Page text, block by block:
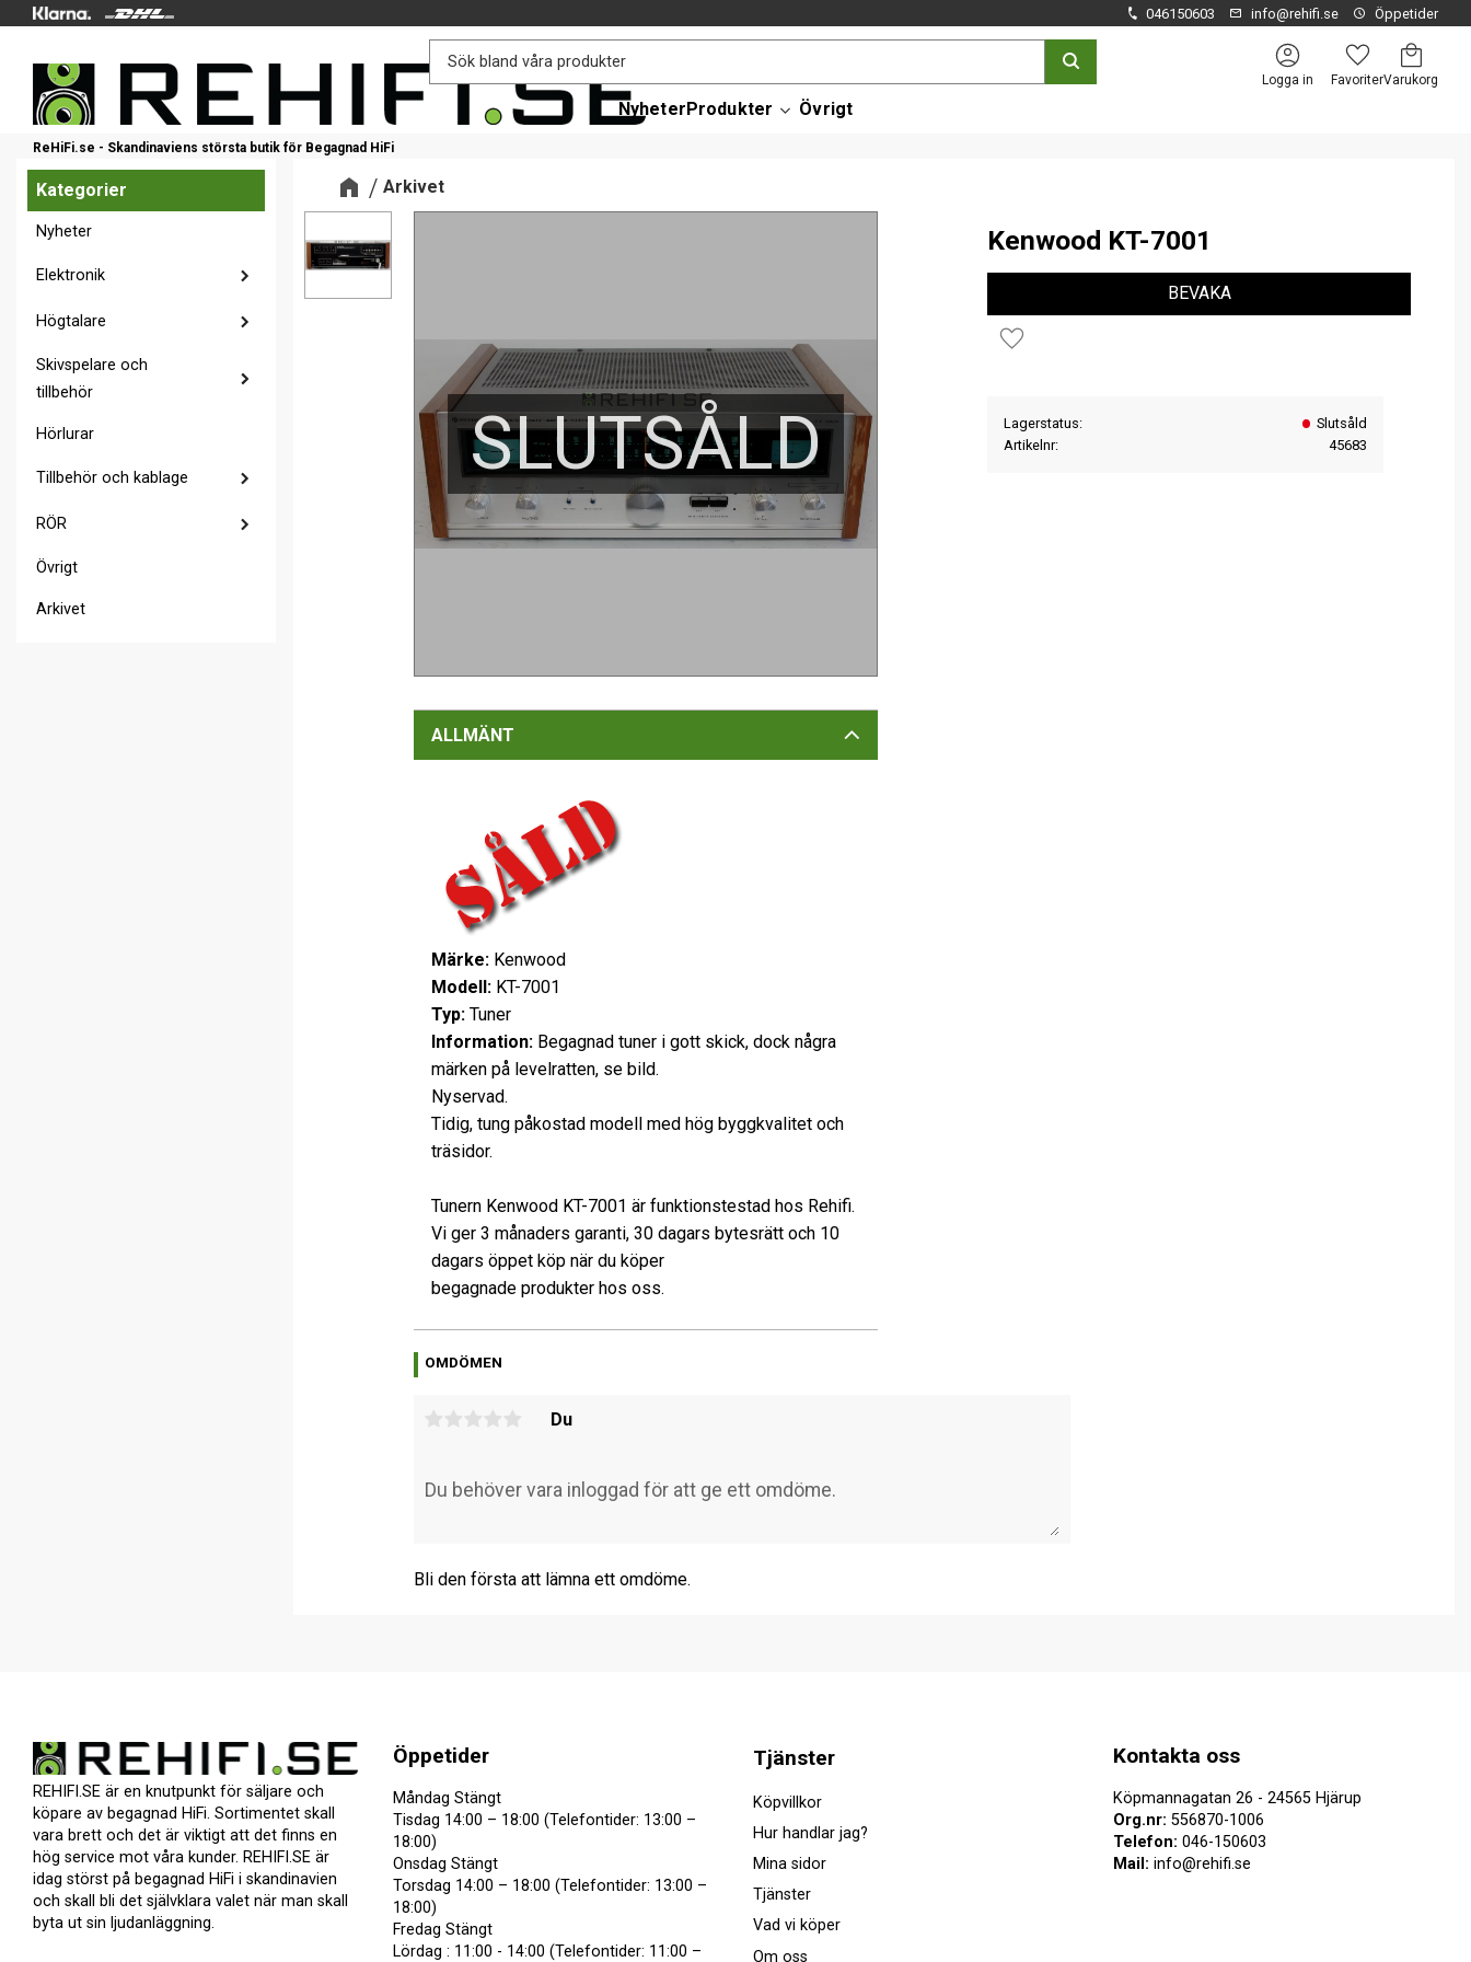
046150603 info@rehifi.se Öppetider
ReHiFi.se - Skandinaviens största butik för Begagnad HiFi
Logga in
Favoriter
Kundvagn
NyheterProdukter Övrigt
Arkivet
Kenwood KT-7001
SLUTSÅLD
Lägg till i favoriter
BEVAKA
Lagerstatus
Slutsåld
Artikelnr
45683
ALLMÄNT
Märke:Kenwood
Modell:KT-7001
Typ:Tuner
Information:Begagnad tuner i gott skick, dock några
märken på levelratten, se bild.
Nyservad.
Tidig, tung påkostad modell med hög byggkvalitet och
träsidor.
Tunern Kenwood KT-7001 är funktionstestad hos Rehifi.
Vi ger 3 månaders garanti, 30 dagars bytesrätt och 10
dagars öppet köp när du köper
begagnade produkter hos oss.
OMDÖMEN
Du
Bli den första att lämna ett omdöme.
Kategorier
Nyheter
Elektronik
Högtalare
Skivspelare och
tillbehör
Hörlurar
Tillbehör och kablage
RÖR
Övrigt
Arkivet
REHIFI.SE är en knutpunkt för säljare och
köpare av begagnad HiFi. Sortimentet skall
vara brett och det är viktigt att det finns en
hög service mot våra kunder. REHIFI.SE är
idag störst på begagnad HiFi i skandinavien
och skall bli det självklara valet när man skall
byta ut sin ljudanläggning.
Öppetider
Måndag Stängt
Tisdag 14:00 – 18:00 (Telefontider: 13:00 –
18:00)
Onsdag Stängt
Torsdag 14:00 – 18:00 (Telefontider: 13:00 –
18:00)
Fredag Stängt
Lördag : 11:00 - 14:00 (Telefontider: 11:00 –
Kontakta oss
Köpmannagatan 26 - 24565 Hjärup
Org.nr: 556870-1006
Telefon: 046-150603
Mail: info@rehifi.se
Tjänster
Köpvillkor
Hur handlar jag?
Mina sidor
Tjänster
Vad vi köper
Om oss